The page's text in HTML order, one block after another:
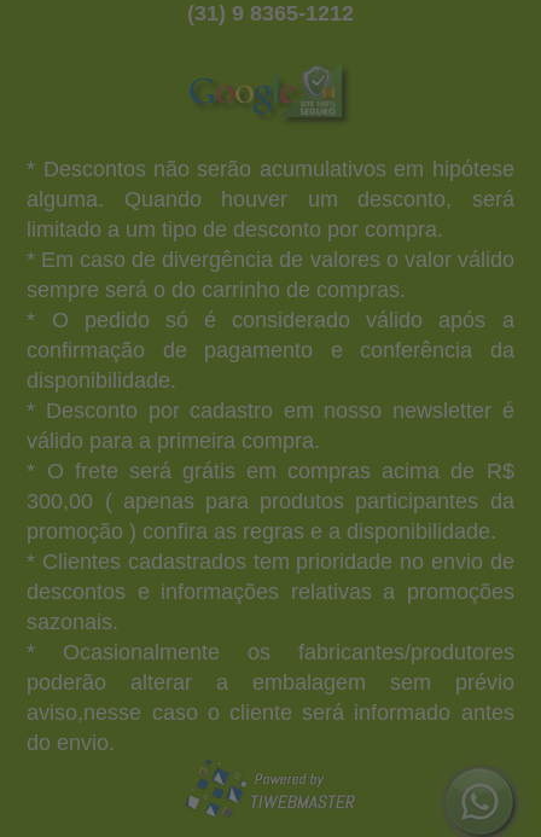
(31) 9 8365-1212
* Descontos não serão acumulativos em hipótese
alguma. Quando houver um desconto, será
limitado a um tipo de desconto por compra.
* Em caso de divergência de valores o valor válido
sempre será o do carrinho de compras.
* O pedido só é considerado válido após a
confirmação de pagamento e conferência da
disponibilidade.
* Desconto por cadastro em nosso newsletter é
válido para a primeira compra.
* O frete será grátis em compras acima de R$
300,00 ( apenas para produtos participantes da
promoção ) confira as regras e a disponibilidade.
* Clientes cadastrados tem prioridade no envio de
descontos e informações relativas a promoções
sazonais.
* Ocasionalmente os fabricantes/produtores
poderão alterar a embalagem sem prévio
aviso,nesse caso o cliente será informado antes
do envio.